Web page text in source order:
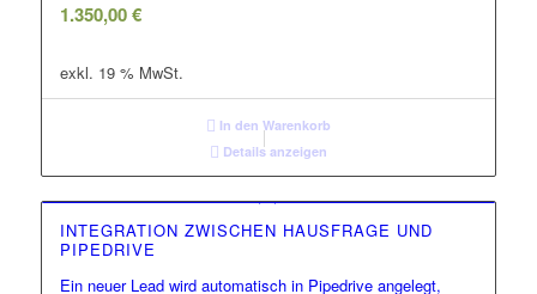
1.350,00€
exkl. 19 % MwSt.
In den Warenkorb
Details anzeigen
INTEGRATION ZWISCHEN HAUSFRAGE UND
PIPEDRIVE
Ein neuer Lead wird automatisch in Pipedrive angelegt,